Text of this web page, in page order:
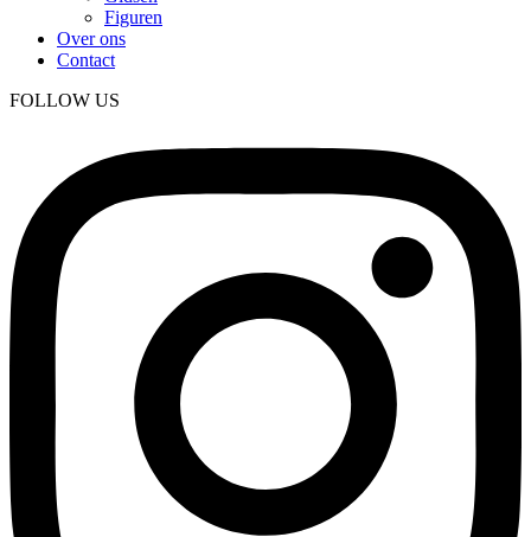
Figuren
Over ons
Contact
FOLLOW US